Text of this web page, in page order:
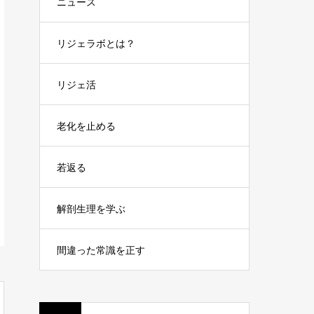
リジェラボとは？
リジェ活
老化を止める
若返る
解剖生理を学ぶ
間違った常識を正す